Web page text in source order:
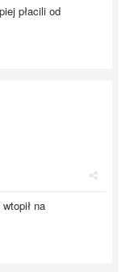
płacili od
na